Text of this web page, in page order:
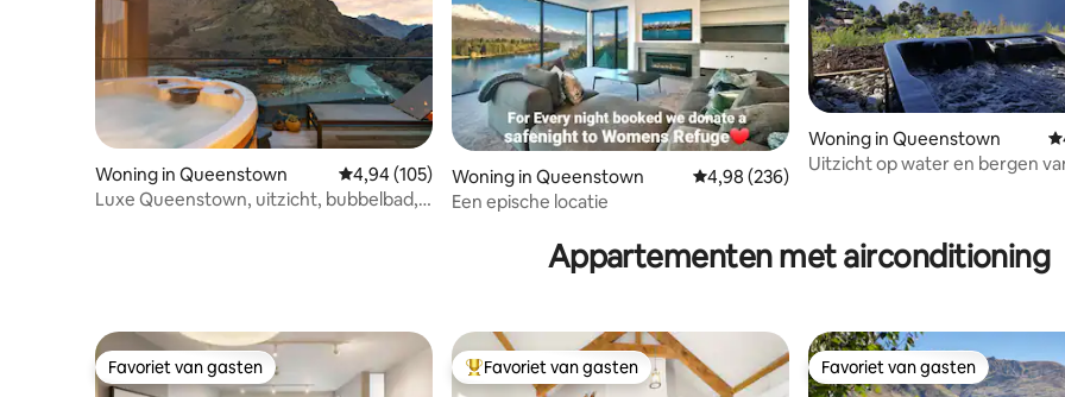
Woning in Queenstown Gemiddelde beoordeling van 4,94 op 5, 105 recensies
4,94 (105)
Luxe Queenstown, uitzicht, bubbelbad,
Woning in Queenstown Gemiddelde beoordeling van 4,98 op 5, 236
4,98 (236)
Een epische locatie
Woning in Queenstown
Uitzicht op water en bergen
Appartementen met airconditioning
Favoriet van gasten
Favoriet van gasten Topfavoriet van gasten
Favoriet van gasten Favoriet van gasten
Favoriet van gasten